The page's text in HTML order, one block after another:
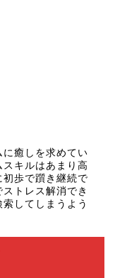
癒しを求めてい
キルはあまり高
初歩で躓き継続で
トレス解消でき
してしまうよう